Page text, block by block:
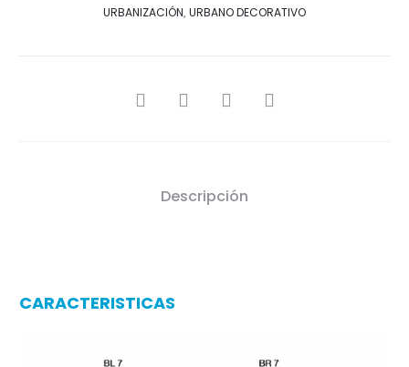
URBANIZACIÓN, URBANO DECORATIVO
SHARE
Descripción
CARACTERISTICAS